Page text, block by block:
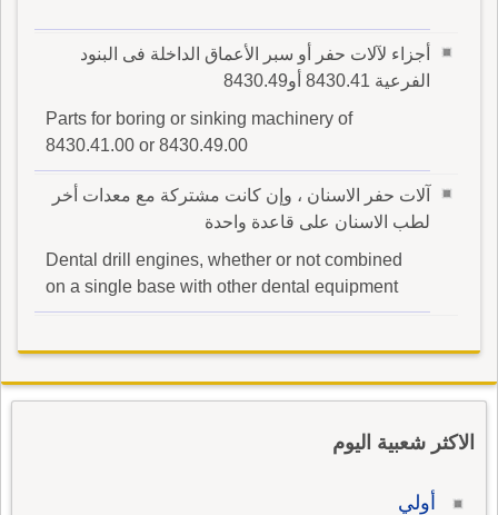
أجزاء لآلات حفر أو سبر الأعماق الداخلة فى البنود
الفرعية 8430.41 أو8430.49
Parts for boring or sinking machinery of
8430.41.00 or 8430.49.00
آلات حفر الاسنان ، وإن كانت مشتركة مع معدات أخر
لطب الاسنان على قاعدة واحدة
Dental drill engines, whether or not combined
on a single base with other dental equipment
الاكثر شعبية اليوم
أولي